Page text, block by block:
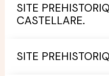
SITE
CASTELLARE.
SITE